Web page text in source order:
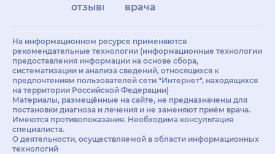
отзывы
врачам
На информационном ресурсе применяются
рекомендательные технологии (информационные технологии
предоставления информации на основе сбора,
систематизации и анализа сведений, относящихся к
предпочтениям пользователей сети "Интернет", находящихся
на территории Российской Федерации)
Материалы, размещённые на сайте, не предназначены для
постановки диагноза и лечения и не заменяют приём врача.
Имеются противопоказания. Необходима консультация
специалиста.
О деятельности, осуществляемой в области информационных
технологий